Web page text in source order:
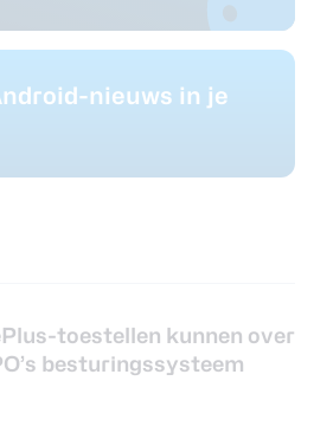
nieuws in je
toestellen kunnen over
besturingssysteem